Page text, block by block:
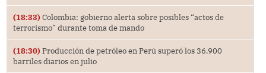
(18:33) Colombia: gobierno alerta sobre posibles “actos de
terrorismo” durante toma de mando
(18:30) Producción de petróleo en Perú superó los 36,900
barriles diarios en julio